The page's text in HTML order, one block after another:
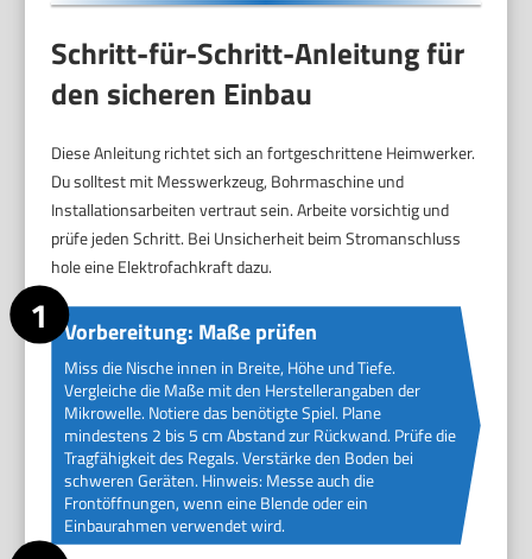
Schritt-für-Schritt-Anleitung für
den sicheren Einbau
Diese Anleitung richtet sich an fortgeschrittene Heimwerker.
Du solltest mit Messwerkzeug, Bohrmaschine und
Installationsarbeiten vertraut sein. Arbeite vorsichtig und
prüfe jeden Schritt. Bei Unsicherheit beim Stromanschluss
hole eine Elektrofachkraft dazu.
Vorbereitung: Maße prüfen
Miss die Nische innen in Breite, Höhe und Tiefe.
Vergleiche die Maße mit den Herstellerangaben der
Mikrowelle. Notiere das benötigte Spiel. Plane
mindestens 2 bis 5 cm Abstand zur Rückwand. Prüfe die
Tragfähigkeit des Regals. Verstärke den Boden bei
schweren Geräten. Hinweis: Messe auch die
Frontöffnungen, wenn eine Blende oder ein
Einbaurahmen verwendet wird.